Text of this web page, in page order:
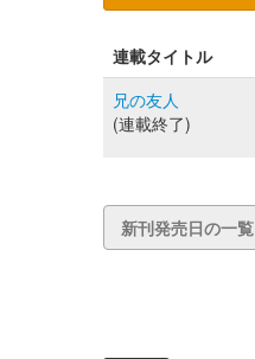
連載タイトル
兄の友人
(連載終了)
新刊発売日の一覧